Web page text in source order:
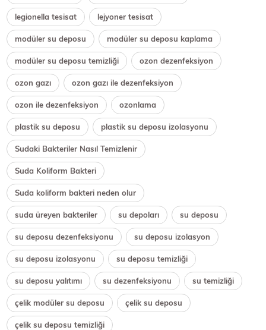
legionella tesisat lejyoner tesisat
modüler su deposu modüler su deposu kaplama
modüler su deposu temizliği ozon dezenfeksiyon
ozon gazı ozon gazı ile dezenfeksiyon
ozon ile dezenfeksiyon ozonlama
plastik su deposu plastik su deposu izolasyonu
Sudaki Bakteriler Nasıl Temizlenir
Suda Koliform Bakteri
Suda koliform bakteri neden olur
suda üreyen bakteriler su depoları su deposu
su deposu dezenfeksiyonu su deposu izolasyon
su deposu izolasyonu su deposu temizliği
su deposu yalıtımı su dezenfeksiyonu su temizliği
çelik modüler su deposu çelik su deposu
çelik su deposu temizliği